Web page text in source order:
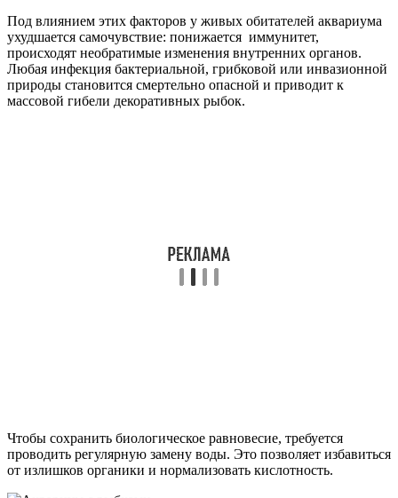
Под влиянием этих факторов у живых обитателей аквариума
ухудшается самочувствие: понижается иммунитет,
происходят необратимые изменения внутренних органов.
Любая инфекция бактериальной, грибковой или инвазионной
природы становится смертельно опасной и приводит к
массовой гибели декоративных рыбок.
Чтобы сохранить биологическое равновесие, требуется
проводить регулярную замену воды. Это позволяет избавиться
от излишков органики и нормализовать кислотность.